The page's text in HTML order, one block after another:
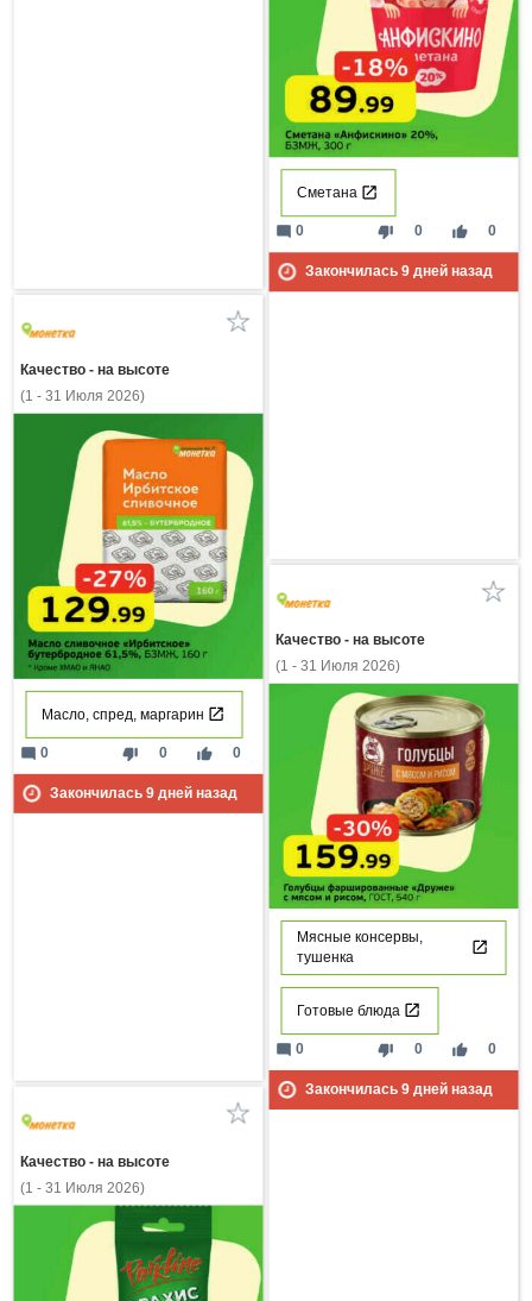
Сметана
thumb_down 0 thumb_up 0
mode_comment 0
Закончилась 9дней назад
Качество - на высоте
(1 - 31 Июля 2026)
Масло, спред, маргарин
thumb_down 0 thumb_up 0
mode_comment 0
Закончилась 9дней назад
Качество - на высоте
(1 - 31 Июля 2026)
Мясные консервы,
тушенка
Готовые блюда
thumb_down 0 thumb_up 0
mode_comment 0
Закончилась 9дней назад
Качество - на высоте
(1 - 31 Июля 2026)